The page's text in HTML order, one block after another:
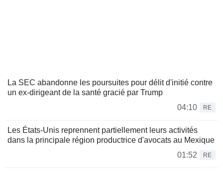
La SEC abandonne les poursuites pour délit d'initié contre
un ex-dirigeant de la santé gracié par Trump
04:10
RE
Les États-Unis reprennent partiellement leurs activités
dans la principale région productrice d'avocats au Mexique
01:52
RE